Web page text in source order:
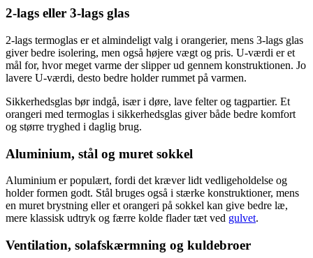
2-lags eller 3-lags glas
2-lags termoglas er et almindeligt valg i orangerier, mens 3-lags glas
giver bedre isolering, men også højere vægt og pris. U-værdi er et
mål for, hvor meget varme der slipper ud gennem konstruktionen. Jo
lavere U-værdi, desto bedre holder rummet på varmen.
Sikkerhedsglas bør indgå, især i døre, lave felter og tagpartier. Et
orangeri med termoglas i sikkerhedsglas giver både bedre komfort
og større tryghed i daglig brug.
Aluminium, stål og muret sokkel
Aluminium er populært, fordi det kræver lidt vedligeholdelse og
holder formen godt. Stål bruges også i stærke konstruktioner, mens
en muret brystning eller et orangeri på sokkel kan give bedre læ,
mere klassisk udtryk og færre kolde flader tæt ved gulvet.
Ventilation, solafskærmning og kuldebroer